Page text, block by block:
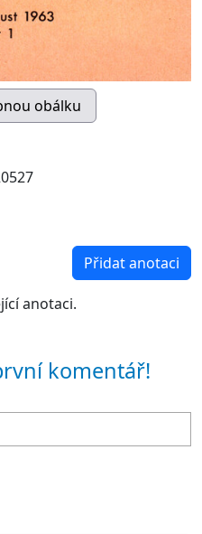
Přidat anotaci
anotaci.
komentář!